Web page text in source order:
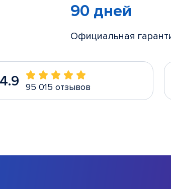
90 дней
Официальная
4.9 95 015 отзывов